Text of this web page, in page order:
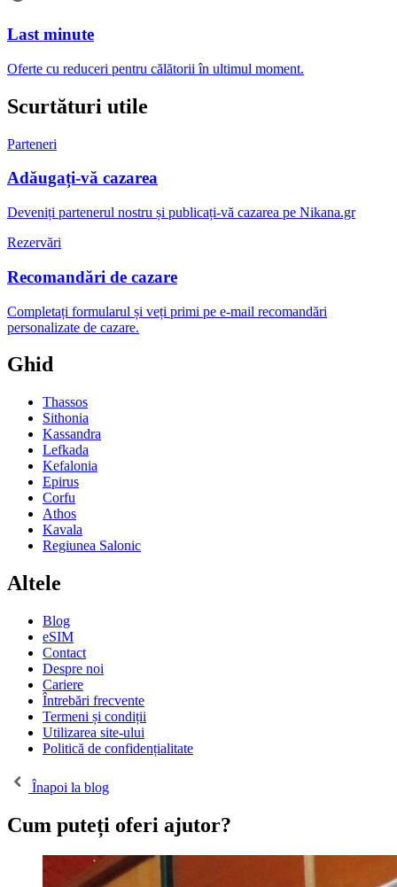
Last minute
Oferte cu reduceri pentru călătorii în ultimul moment.
Scurtături utile
Parteneri
Adăugați-vă cazarea
Deveniți partenerul nostru și publicați-vă cazarea pe Nikana.gr
Rezervări
Recomandări de cazare
Completați formularul și veți primi pe e-mail recomandări
personalizate de cazare.
Ghid
Thassos
Sithonia
Kassandra
Lefkada
Kefalonia
Epirus
Corfu
Athos
Kavala
Regiunea Salonic
Altele
Blog
eSIM
Contact
Despre noi
Cariere
Întrebări frecvente
Termeni și condiții
Utilizarea site-ului
Politică de confidențialitate
Înapoi la blog
Cum puteți oferi ajutor?